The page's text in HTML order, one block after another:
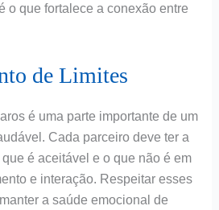
o que fortalece a conexão entre
de Limites
é uma parte importante de um
Cada parceiro deve ter a
é aceitável e o que não é em
e interação. Respeitar esses
a saúde emocional de